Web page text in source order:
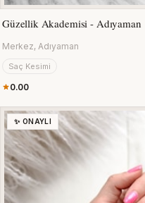
Güzellik Akademisi - Adıyaman
Merkez, Adıyaman
Saç Kesimi
0.00
✨ ONAYLI